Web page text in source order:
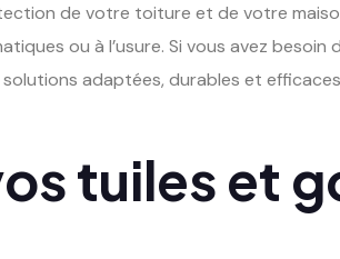
de votre toiture et de votre
ou à l’usure. Si vous avez besoin
adaptées, durables et
tuiles et